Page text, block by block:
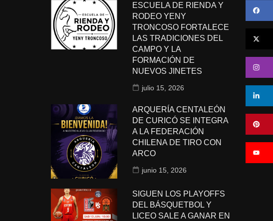
ESCUELA DE RIENDA Y
RODEO YENY
TRONCOSO FORTALECE
LAS TRADICIONES DEL
CAMPO Y LA
FORMACIÓN DE
NUEVOS JINETES
julio 15, 2026
ARQUERÍA CENTALEÓN
DE CURICÓ SE INTEGRA
A LA FEDERACIÓN
CHILENA DE TIRO CON
ARCO
junio 15, 2026
SIGUEN LOS PLAYOFFS
DEL BÁSQUETBOL Y
LICEO SALE A GANAR EN